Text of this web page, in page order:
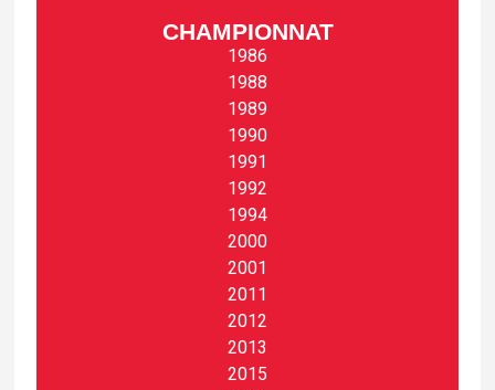
CHAMPIONNAT
1986
1988
1989
1990
1991
1992
1994
2000
2001
2011
2012
2013
2015